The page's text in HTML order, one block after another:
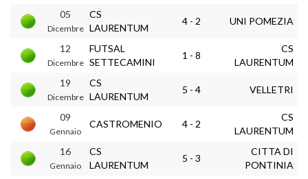
05
Dicembre
CS
LAURENTUM
4 - 2 UNI POMEZIA
12
Dicembre
FUTSAL
SETTECAMINI
1 - 8
CS
LAURENTUM
19
Dicembre
CS
LAURENTUM
5 - 4 VELLETRI
09
Gennaio
CASTROMENIO 4 - 2
CS
LAURENTUM
16
Gennaio
CS
LAURENTUM
5 - 3
CITTA DI
PONTINIA